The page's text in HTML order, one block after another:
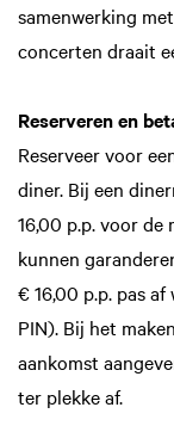
samenwerking
concerten draait
Reserveren en
Reserveer voor
diner. Bij een
16,00 p.p. voor
kunnen
€ 16,00 p.p. pas
PIN). Bij het
aankomst
ter plekke af.